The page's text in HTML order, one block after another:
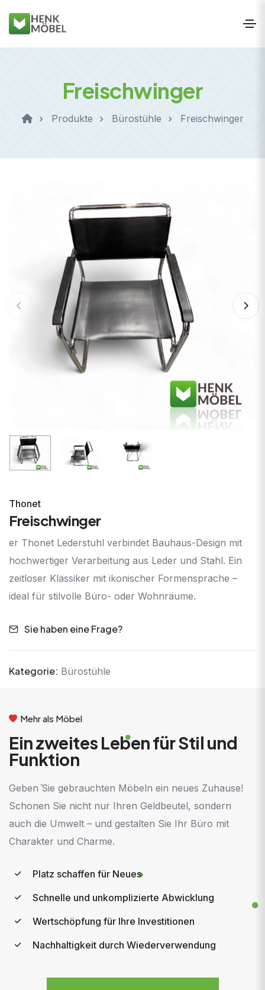
Freischwinger
Produkte Bürostühle Freischwinger
Thonet
Freischwinger
er Thonet Lederstuhl verbindet Bauhaus-Design mit
hochwertiger Verarbeitung aus Leder und Stahl. Ein
zeitloser Klassiker mit ikonischer Formensprache –
ideal für stilvolle Büro- oder Wohnräume.
Sie haben eine Frage?
Kategorie: Bürostühle
Mehr als Möbel
Ein zweites Leben für Stil und
Funktion
Geben Sie gebrauchten Möbeln ein neues Zuhause!
Schonen Sie nicht nur Ihren Geldbeutel, sondern
auch die Umwelt – und gestalten Sie Ihr Büro mit
Charakter und Charme.
Platz schaffen für Neues
Schnelle und unkomplizierte Abwicklung
Wertschöpfung für Ihre Investitionen
Nachhaltigkeit durch Wiederverwendung